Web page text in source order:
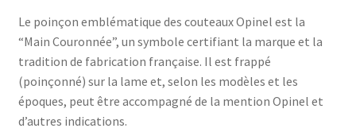
Le poinçon emblématique des couteaux Opinel est la
“Main Couronnée”, un symbole certifiant la marque et la
tradition de fabrication française. Il est frappé
(poinçonné) sur la lame et, selon les modèles et les
époques, peut être accompagné de la mention Opinel et
d’autres indications.